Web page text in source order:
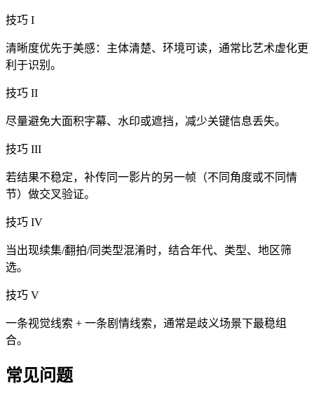
技巧 I
清晰度优先于美感：主体清楚、环境可读，通常比艺术虚化更
利于识别。
技巧 II
尽量避免大面积字幕、水印或遮挡，减少关键信息丢失。
技巧 III
若结果不稳定，补传同一影片的另一帧（不同角度或不同情
节）做交叉验证。
技巧 IV
当出现续集/翻拍/同类型混淆时，结合年代、类型、地区筛
选。
技巧 V
一条视觉线索 + 一条剧情线索，通常是歧义场景下最稳组
合。
常见问题